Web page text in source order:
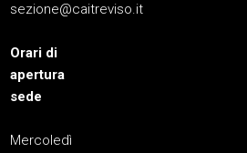
sezione@caitreviso.it
Orari di
apertura
sede
Mercoledì